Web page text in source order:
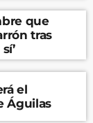
que
tras
el
Águilas